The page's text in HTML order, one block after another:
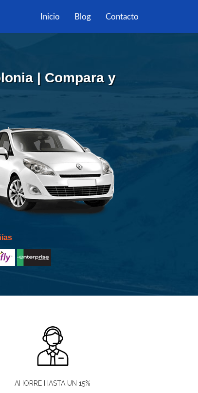
Inicio Blog Contacto
| Compara y
AHORRE HASTA UN 15%